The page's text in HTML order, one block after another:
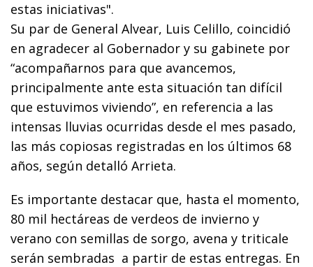
estas iniciativas".
Su par de General Alvear, Luis Celillo, coincidió
en agradecer al Gobernador y su gabinete por
“acompañarnos para que avancemos,
principalmente ante esta situación tan difícil
que estuvimos viviendo”, en referencia a las
intensas lluvias ocurridas desde el mes pasado,
las más copiosas registradas en los últimos 68
años, según detalló Arrieta.
Es importante destacar que, hasta el momento,
80 mil hectáreas de verdeos de invierno y
verano con semillas de sorgo, avena y triticale
serán sembradas a partir de estas entregas. En